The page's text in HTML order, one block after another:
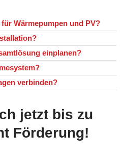
Wärmepumpen und PV?
einplanen?
verbinden?
jetzt bis zu
Förderung!